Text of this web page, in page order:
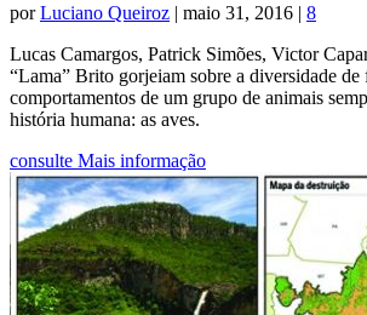
porLuciano Queiroz | maio 31, 2016 | 8
Lucas Camargos, Patrick Simões, Victor
“Lama” Brito gorjeiam sobre a diversidade de
comportamentos de um grupo de animais
história humana: as aves.
consulte Mais informação